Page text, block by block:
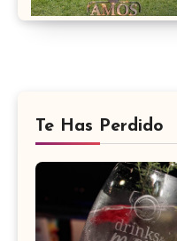
Te Has Perdido